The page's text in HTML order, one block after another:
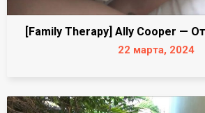
[Family Therapy] Ally Cooper —
22 марта, 2024